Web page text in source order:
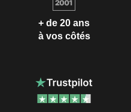
+ de 20 ans
à vos côtés